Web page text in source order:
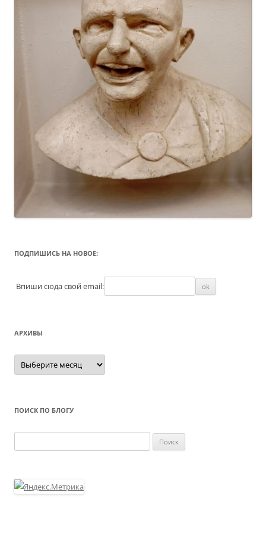
ПОДПИШИСЬ НА НОВОЕ:
Впиши сюда свой email:
АРХИВЫ
Архивы
ПОИСК ПО БЛОГУ